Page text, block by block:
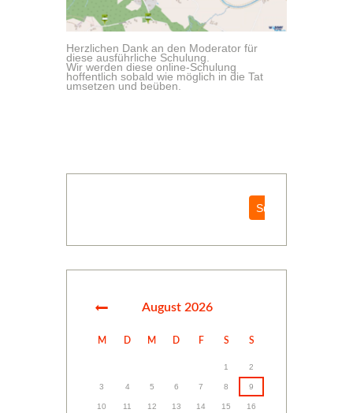
Herzlichen Dank an den Moderator für
diese ausführliche Schulung.
Wir werden diese online-Schulung
hoffentlich sobald wie möglich in die Tat
umsetzen und beüben.
Suchen
August 2026
M D M D F S S
1 2
3 4 5 6 7 8 9
10 11 12 13 14 15 16